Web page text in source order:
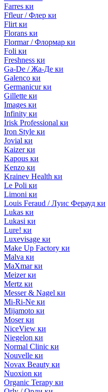
Farres ки
Ffleur / Флер ки
Flirt ки
Florans ки
Flormar / Флормар ки
Foli ки
Freshness ки
Ga-De / Жа-Де ки
Galenco ки
Germanicur ки
Gillette ки
Images ки
Infinity ки
Irisk Professional ки
Iron Style ки
Jovial ки
Kaizer ки
Kapous ки
Kenzo ки
Krainev Health ки
Le Poli ки
Limoni ки
Louis Feraud / Луис Ферауд ки
Lukas ки
Lukasi ки
Lure! ки
Luxevisage ки
Make Up Factory ки
Malva ки
MaXmar ки
Meizer ки
Mertz ки
Messer & Nagel ки
Mi-Ri-Ne ки
Mijamoto ки
Moser ки
NiceView ки
Niegelon ки
Normal Clinic ки
Nouvelle ки
Novax Beauty ки
Nuoxion ки
Organic Terapy ки